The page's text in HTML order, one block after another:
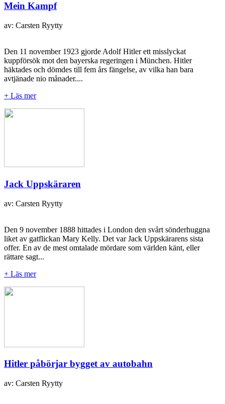
Mein Kampf
av: Carsten Ryytty
Den 11 november 1923 gjorde Adolf Hitler ett misslyckat
kuppförsök mot den bayerska regeringen i München. Hitler
häktades och dömdes till fem års fängelse, av vilka han bara
avtjänade nio månader....
+ Läs mer
Jack Uppskäraren
av: Carsten Ryytty
Den 9 november 1888 hittades i London den svårt sönderhuggna
liket av gatflickan Mary Kelly. Det var Jack Uppskärarens sista
offer. En av de mest omtalade mördare som världen känt, eller
rättare sagt...
+ Läs mer
Hitler påbörjar bygget av autobahn
av: Carsten Ryytty